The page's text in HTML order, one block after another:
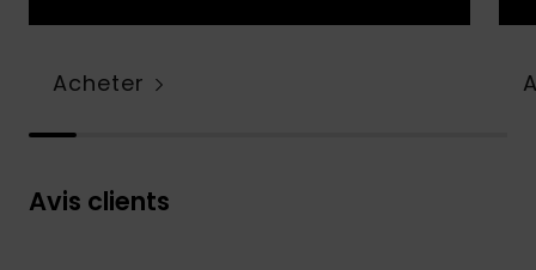
Acheter
Avis clients